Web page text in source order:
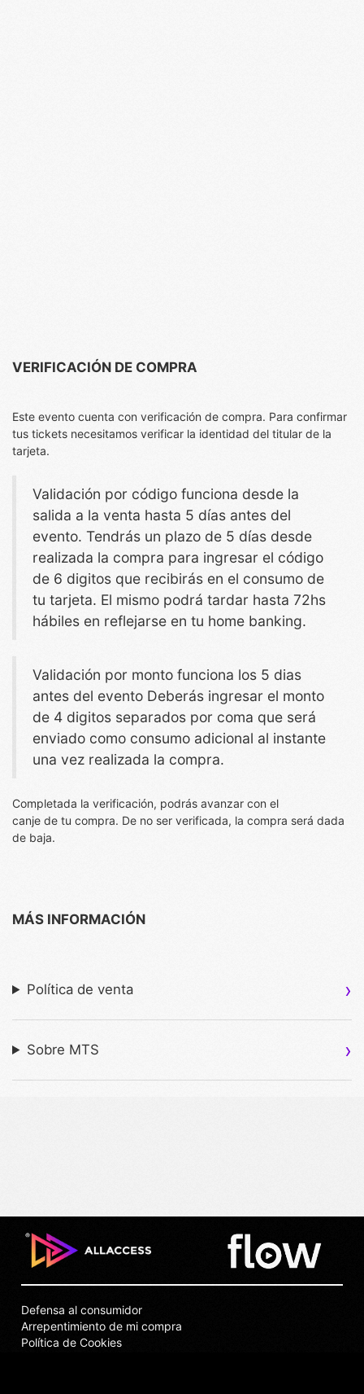
VERIFICACIÓN DE COMPRA
Este evento cuenta con verificación de compra. Para confirmar
tus tickets necesitamos verificar la identidad del titular de la
tarjeta.
Validación por código funciona desde la
salida a la venta hasta 5 días antes del
evento. Tendrás un plazo de 5 días desde
realizada la compra para ingresar el código
de 6 digitos que recibirás en el consumo de
tu tarjeta. El mismo podrá tardar hasta 72hs
hábiles en reflejarse en tu home banking.
Validación por monto funciona los 5 dias
antes del evento Deberás ingresar el monto
de 4 digitos separados por coma que será
enviado como consumo adicional al instante
una vez realizada la compra.
Completada la verificación, podrás avanzar con el
canje de tu compra. De no ser verificada, la compra será dada
de baja.
MÁS INFORMACIÓN
Política de venta
Sobre MTS
Política de Cookies
Arrepentimiento de mi compra
Defensa al consumidor